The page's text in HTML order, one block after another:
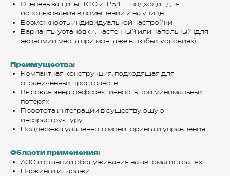
Степень защиты: IK10 и IP54 — подходит для
использования в помещении и на улице
Возможность индивидуальной настройки
Варианты установки: настенный или напольный (для
экономии места при монтаже в любых условиях)
Преимущества:
Компактная конструкция, подходящая для
ограниченных пространств
Высокая энергоэффективность при минимальных
потерях
Простота интеграции в существующую
инфраструктуру
Поддержка удалённого мониторинга и управления
Области применения:
АЗС и станции обслуживания на автомагистралях
Паркинги и гаражи